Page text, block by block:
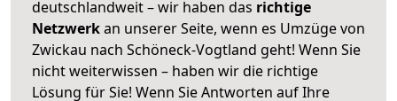
deutschlandweit – wir haben das richtige
Netzwerkan unserer Seite, wenn es Umzüge von
Zwickau nach Schöneck-Vogtland geht! Wenn Sie
nicht weiterwissen – haben wir die richtige
Lösung für Sie! Wenn Sie Antworten auf Ihre